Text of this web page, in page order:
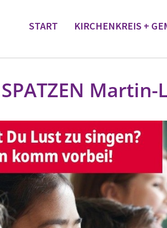
START KIRCHENKREIS +